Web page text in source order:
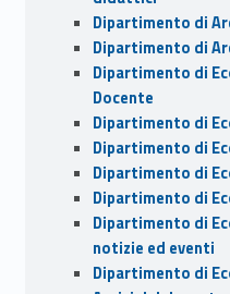
Dipartimento di
Dipartimento di
Dipartimento di
Docente
Dipartimento di
Dipartimento di
Dipartimento di
Dipartimento di
Dipartimento di
notizie ed eventi
Dipartimento di